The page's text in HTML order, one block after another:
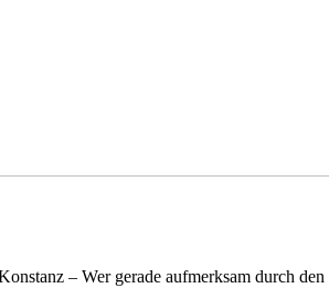
– Wer gerade aufmerksam durch